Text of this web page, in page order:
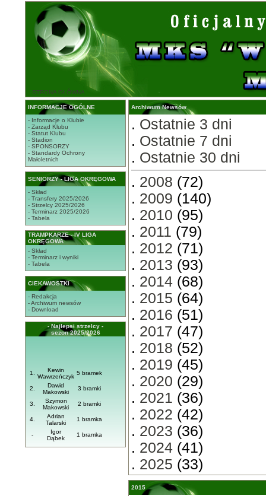
STRONA GŁÓWNA
INFORMACJE OGÓLNE
- Informacje o Klubie
- Zarząd Klubu
- Statut Klubu
- Stadion
- SPONSORZY
- Standardy Ochrony
Małoletnich
SENIORZY - LIGA OKRĘGOWA
- Skład
- Transfery 2025/2026
- Strzelcy 2025/2026
- Terminarz 2025/2026
- Tabela
TRAMPKARZE - IV LIGA
OKRĘGOWA
- Skład
- Terminarz i wyniki
- Tabela
CIEKAWOSTKI
- Redakcja
- Archiwum newsów
- Download
- Najlepsi strzelcy -
sezon 2025/2026
1.
Kewin
Wawrzeńczyk
5 bramek
2.
Dawid
Makowski
3 bramki
3.
Szymon
Makowski
2 bramki
4.
Adrian
Talarski
1 bramka
-
Igor
Dąbek
1 bramka
Archiwum Newsów
. Ostatnie 3 dni
. Ostatnie 7 dni
. Ostatnie 30 dni
. 2008 (72)
. 2009 (140)
. 2010 (95)
. 2011 (79)
. 2012 (71)
. 2013 (93)
. 2014 (68)
. 2015 (64)
. 2016 (51)
. 2017 (47)
. 2018 (52)
. 2019 (45)
. 2020 (29)
. 2021 (36)
. 2022 (42)
. 2023 (36)
. 2024 (41)
. 2025 (33)
2015